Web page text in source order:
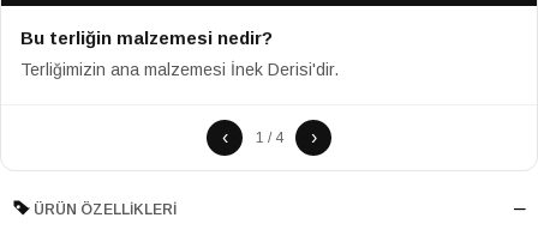
Bu terliğin malzemesi nedir?
Terliğimizin ana malzemesi İnek Derisi'dir.
‹ 1 / 4 ›
ÜRÜN ÖZELLIKLERI